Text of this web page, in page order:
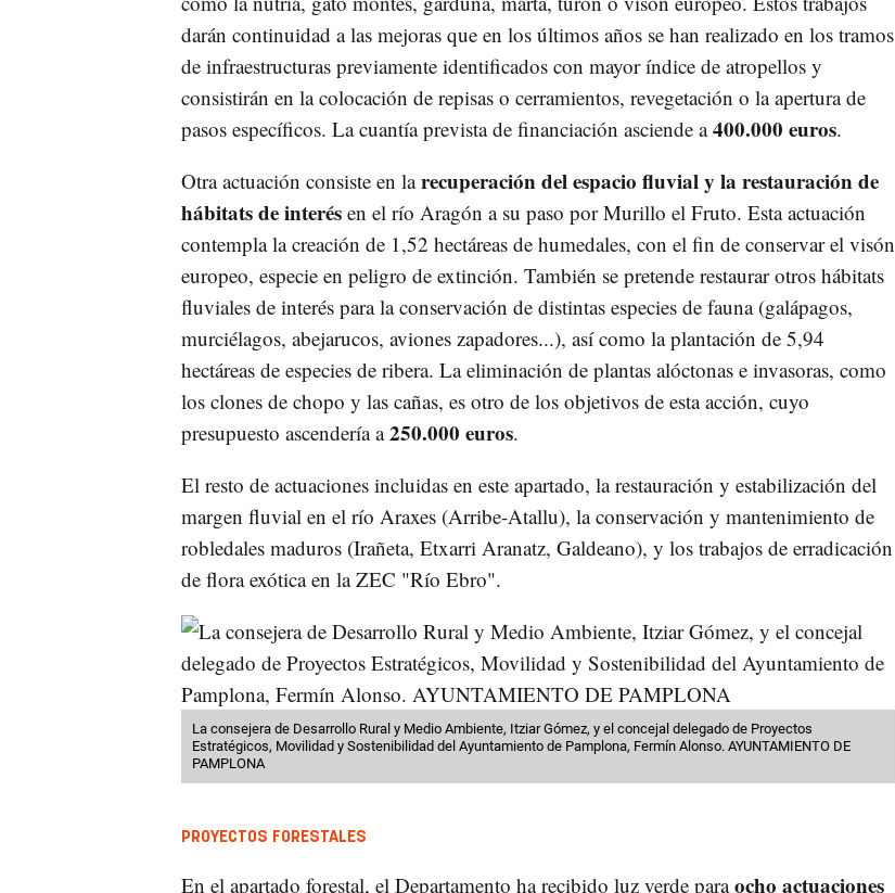
darán continuidad a las mejoras que en los últimos años se han realizado en los tramos
de infraestructuras previamente identificados con mayor índice de atropellos y
consistirán en la colocación de repisas o cerramientos, revegetación o la apertura de
pasos específicos. La cuantía prevista de financiación asciende a400.000 euros.
Otra actuación consiste en larecuperación del espacio fluvial y la restauración de
hábitats de interés en el río Aragón a su paso por Murillo el Fruto. Esta actuación
contempla la creación de 1,52 hectáreas de humedales, con el fin de conservar el visón
europeo, especie en peligro de extinción. También se pretende restaurar otros hábitats
fluviales de interés para la conservación de distintas especies de fauna (galápagos,
murciélagos, abejarucos, aviones zapadores...), así como la plantación de 5,94
hectáreas de especies de ribera. La eliminación de plantas alóctonas e invasoras, como
los clones de chopo y las cañas, es otro de los objetivos de esta acción, cuyo
presupuesto ascendería a250.000 euros.
El resto de actuaciones incluidas en este apartado, la restauración y estabilización del
margen fluvial en el río Araxes (Arribe-Atallu), la conservación y mantenimiento de
robledales maduros (Irañeta, Etxarri Aranatz, Galdeano), y los trabajos de erradicación
de flora exótica en la ZEC "Río Ebro".
La consejera de Desarrollo Rural y Medio Ambiente, Itziar Gómez, y el concejal delegado de Proyectos
Estratégicos, Movilidad y Sostenibilidad del Ayuntamiento de Pamplona, Fermín Alonso. AYUNTAMIENTO DE
PAMPLONA
PROYECTOS FORESTALES
En el apartado forestal, el Departamento ha recibido luz verde paraocho actuaciones